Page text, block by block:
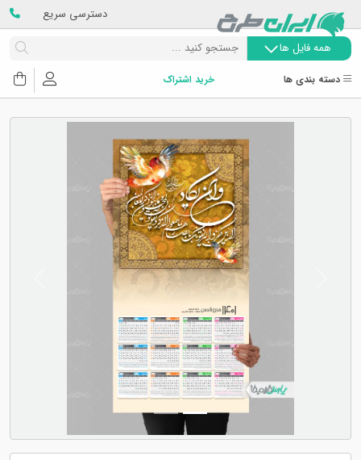
دسترسی سریع
همه فایل ها
دسته بندی ها خرید اشتراک